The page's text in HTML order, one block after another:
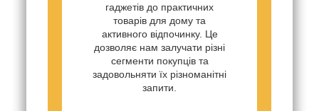
гаджетів до практичних
товарів для дому та
активного відпочинку. Це
дозволяє нам залучати різні
сегменти покупців та
задовольняти їх різноманітні
запити.